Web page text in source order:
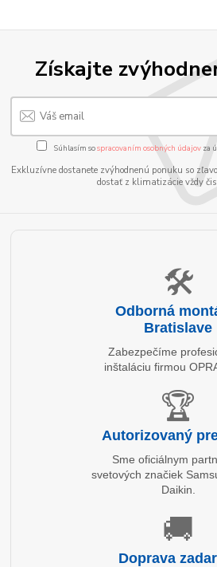
Získajte
Súhlasím sospracovaním osobných údajov za
Exkluzívne dostanete zvýhodnenú ponuku so
dostať z klimatizácie vždy
🛠️
Odborná
Bratislave
Zabezpečíme
inštaláciu firmou
🏆
Autorizovaný
Sme oficiálnym
svetových značiek
Daikin.
🚚
Doprava